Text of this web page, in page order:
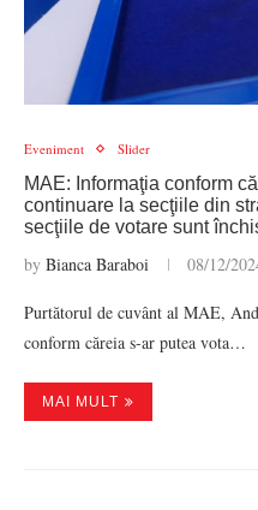
Eveniment Slider
MAE: Informaţia conform
continuare la secţiile din
secţiile de votare sunt
by Bianca Baraboi 08/12/
Purtătorul de cuvânt al MAE,
conform căreia s-ar putea vota…
MAI MULT